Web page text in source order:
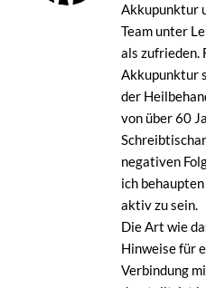
Akkupunktur
Team unter
als zufrieden.
Akkupunktur
der
von über 60
negativen
ich
aktiv zu sein.
Die Art wie
Hinweise für
Verbindung